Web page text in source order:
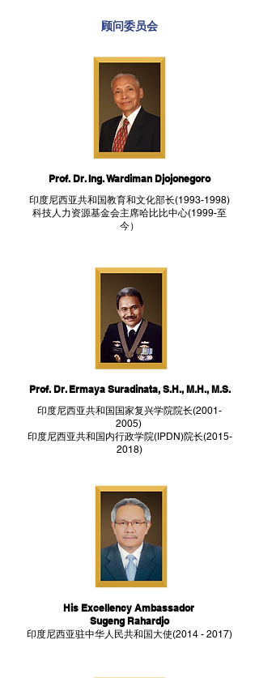
顾问委员会
Prof. Dr. Ing. Wardiman Djojonegoro
印度尼西亚共和国教育和文化部长(1993-1998)
科技人力资源基金会主席哈比比中心(1999-至
今）
Prof. Dr. Ermaya Suradinata, S.H., M.H., M.S.
印度尼西亚共和国国家复兴学院院长(2001-
2005)
印度尼西亚共和国内行政学院(IPDN)院长(2015-
2018)
His Excellency Ambassador
Sugeng Rahardjo
印度尼西亚驻中华人民共和国大使(2014 - 2017)